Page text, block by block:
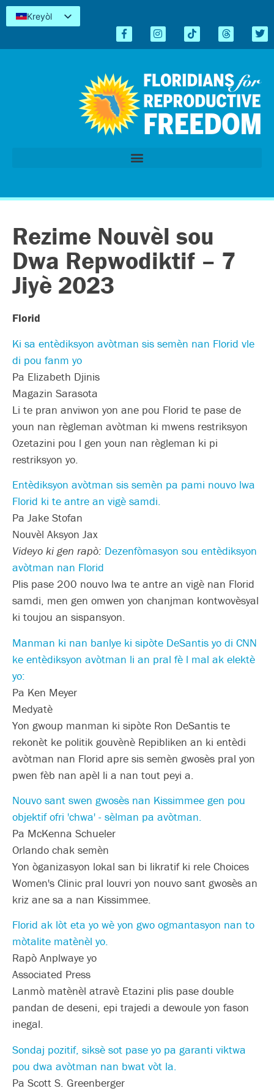
Kreyòl
Español
Rezime Nouvèl sou
Dwa Repwodiktif – 7
Jiyè 2023
Florid
Ki sa entèdiksyon avòtman sis semèn nan Florid vle
di pou fanm yo
Pa Elizabeth Djinis
Magazin Sarasota
Li te pran anviwon yon ane pou Florid te pase de
youn nan règleman avòtman ki mwens restriksyon
Ozetazini pou l gen youn nan règleman ki pi
restriksyon yo.
Entèdiksyon avòtman sis semèn pa pami nouvo lwa
Florid ki te antre an vigè samdi.
Pa Jake Stofan
Nouvèl Aksyon Jax
Videyo ki gen rapò: Dezenfòmasyon sou entèdiksyon
avòtman nan Florid
Plis pase 200 nouvo lwa te antre an vigè nan Florid
samdi, men gen omwen yon chanjman kontwovèsyal
ki toujou an sispansyon.
Manman ki nan banlye ki sipòte DeSantis yo di CNN
ke entèdiksyon avòtman li an pral fè l mal ak elektè
yo:
Pa Ken Meyer
Medyatè
Yon gwoup manman ki sipòte Ron DeSantis te
rekonèt ke politik gouvènè Repibliken an ki entèdi
avòtman nan Florid apre sis semèn gwosès pral yon
pwen fèb nan apèl li a nan tout peyi a.
Nouvo sant swen gwosès nan Kissimmee gen pou
objektif ofri 'chwa' - sèlman pa avòtman.
Pa McKenna Schueler
Orlando chak semèn
Yon òganizasyon lokal san bi likratif ki rele Choices
Women's Clinic pral louvri yon nouvo sant gwosès an
kriz ane sa a nan Kissimmee.
Florid ak lòt eta yo wè yon gwo ogmantasyon nan to
mòtalite matènèl yo.
Rapò Anplwaye yo
Associated Press
Lanmò matènèl atravè Etazini plis pase double
pandan de deseni, epi trajedi a dewoule yon fason
inegal.
Sondaj pozitif, siksè sot pase yo pa garanti viktwa
pou dwa avòtman nan bwat vòt la.
Pa Scott S. Greenberger